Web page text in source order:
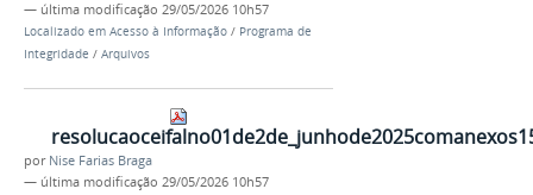
— última modificação 29/05/2026 10h57
Localizado em Acesso à Informação / Programa de
Integridade / Arquivos
por Nise Farias Braga
— última modificação 29/05/2026 10h57